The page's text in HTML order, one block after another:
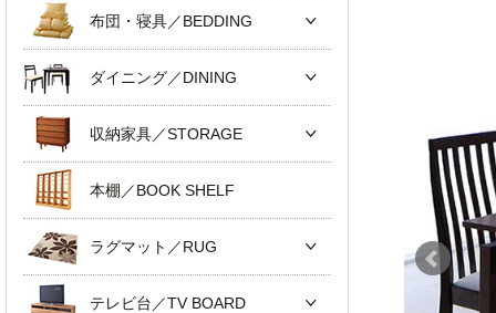
布団・寝具／BEDDING
ダイニング／DINING
収納家具／STORAGE
本棚／BOOK SHELF
ラグマット／RUG
テレビ台／TV BOARD